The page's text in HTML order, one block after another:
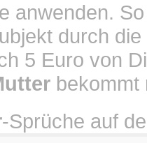
anwenden.
durch
5 Euro von
bekommt
-Sprüche auf